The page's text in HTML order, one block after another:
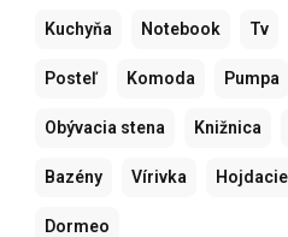
Kuchyňa Notebook Tv
Posteľ Komoda Pumpa
Obývacia stena Knižnica
Bazény Vírivka
Dormeo